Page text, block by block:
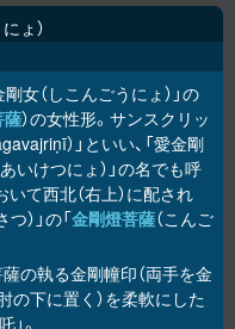
ょ
女（しこんごうにょ）」の
薩）の女性形。サンスクリッ
）」といい、「愛金剛
あいけつにょ）」の名でも呼
て西北（右上）に配され
）」の「金剛燈菩薩（こんご
薩の執る金剛幢印（両手を金
下に置く）を柔軟にした
。